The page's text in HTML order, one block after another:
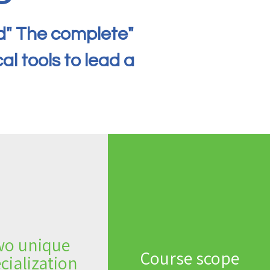
The complete
tools to lead a
unique
Course scope